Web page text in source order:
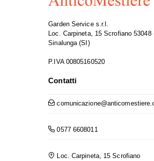
Garden Service s.r.l.
Loc. Carpineta, 15 Scrofiano 53048
Sinalunga (SI)
P.IVA 00805160520
Contatti
0577 6608011
Loc. Carpineta, 15 Scrofiano